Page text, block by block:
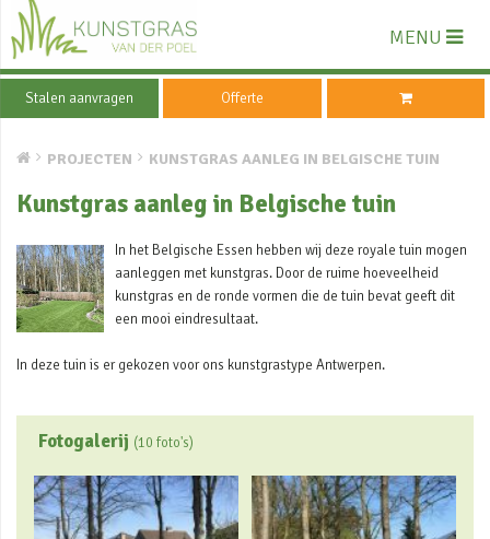
MENU
Stalen aanvragen Offerte
PROJECTEN KUNSTGRAS AANLEG IN BELGISCHE TUIN
Kunstgras aanleg in Belgische tuin
In het Belgische Essen hebben wij deze royale tuin mogen
aanleggen met kunstgras. Door de ruime hoeveelheid
kunstgras en de ronde vormen die de tuin bevat geeft dit
een mooi eindresultaat.
In deze tuin is er gekozen voor ons kunstgrastype Antwerpen.
Fotogalerij (10 foto's)